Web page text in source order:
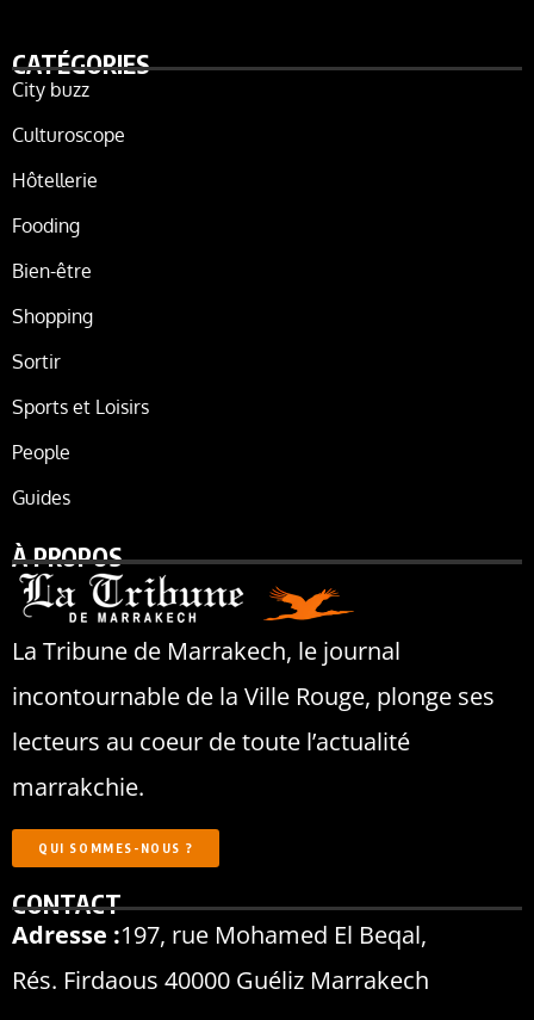
CATÉGORIES
City buzz
Culturoscope
Hôtellerie
Fooding
Bien-être
Shopping
Sortir
Sports et Loisirs
People
Guides
À PROPOS
La Tribune de Marrakech, le journal
incontournable de la Ville Rouge, plonge ses
lecteurs au coeur de toute l’actualité
marrakchie.
QUI SOMMES-NOUS ?
CONTACT
Adresse :197, rue Mohamed El Beqal,
Rés. Firdaous 40000 Guéliz Marrakech